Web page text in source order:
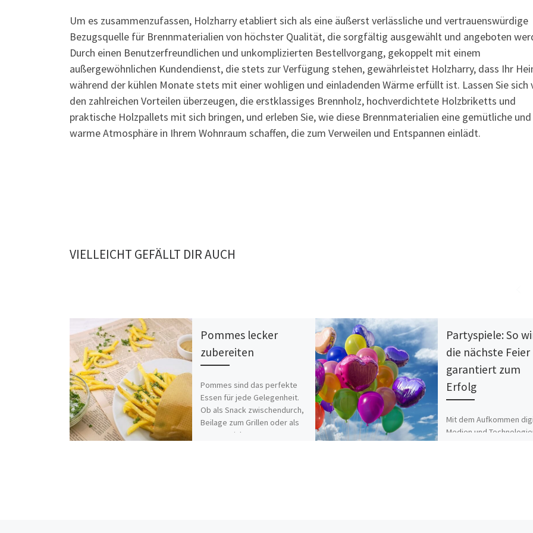
Um es zusammenzufassen, Holzharry etabliert sich als eine äußerst verlässliche und vertrauenswürdige
Bezugsquelle für Brennmaterialien von höchster Qualität, die sorgfältig ausgewählt und angeboten
Durch einen Benutzerfreundlichen und unkomplizierten Bestellvorgang, gekoppelt mit einem
außergewöhnlichen Kundendienst, die stets zur Verfügung stehen, gewährleistet Holzharry, dass Ihr
während der kühlen Monate stets mit einer wohligen und einladenden Wärme erfüllt ist. Lassen Sie sich
den zahlreichen Vorteilen überzeugen, die erstklassiges Brennholz, hochverdichtete Holzbriketts und
praktische Holzpallets mit sich bringen, und erleben Sie, wie diese Brennmaterialien eine gemütliche und
warme Atmosphäre in Ihrem Wohnraum schaffen, die zum Verweilen und Entspannen einlädt.
VIELLEICHT GEFÄLLT DIR AUCH
Pommes lecker
zubereiten
Pommes sind das perfekte
Essen für jede Gelegenheit.
Ob als Snack zwischendurch,
Beilage zum Grillen oder als
Hauptgericht – Pommes
Partyspiele: So
die nächste Feier
garantiert zum
Erfolg
Mit dem Aufkommen
Medien und